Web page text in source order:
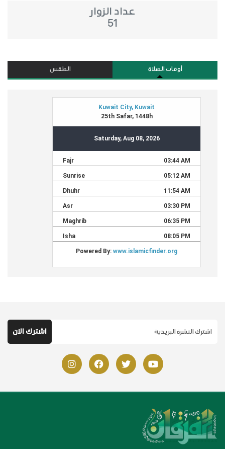
عداد الزوار
51
أوقات الصلاة الطقس